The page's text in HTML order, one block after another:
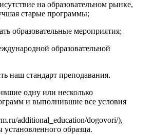
на образовательном рынке,
старые программы;
образовательные мероприятия;
образовательной
наш стандарт преподавания.
одну или несколько
и выполнившие все условия
additional_education/dogovori/),
образца.